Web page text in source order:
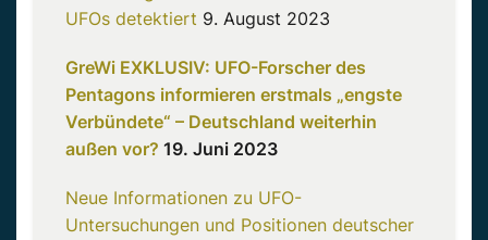
UFOs detektiert 9. August 2023
GreWi EXKLUSIV: UFO-Forscher des
Pentagons informieren erstmals „engste
Verbündete“ – Deutschland weiterhin
außen vor? 19. Juni 2023
Neue Informationen zu UFO-
Untersuchungen und Positionen deutscher